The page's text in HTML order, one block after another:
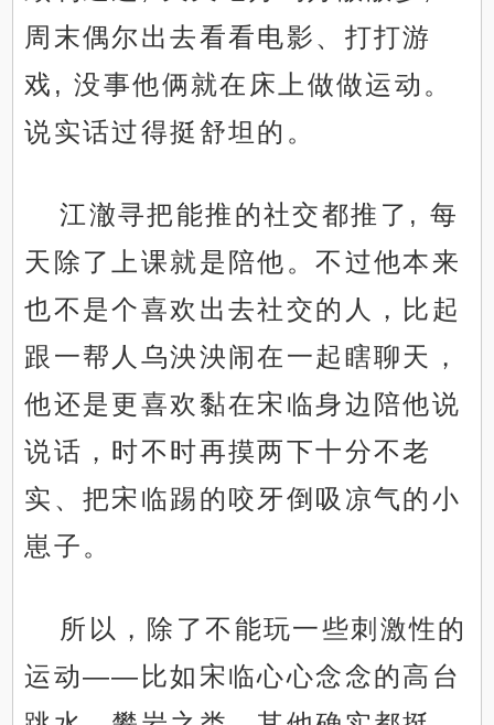
周末偶尔出去看看电影、打打游
戏, 没事他俩就在床上做做运动。
说实话过得挺舒坦的。
江澈寻把能推的社交都推了, 每
天除了上课就是陪他。不过他本来
也不是个喜欢出去社交的人，比起
跟一帮人乌泱泱闹在一起瞎聊天，
他还是更喜欢黏在宋临身边陪他说
说话，时不时再摸两下十分不老
实、把宋临踢的咬牙倒吸凉气的小
崽子。
所以，除了不能玩一些刺激性的
运动——比如宋临心心念念的高台